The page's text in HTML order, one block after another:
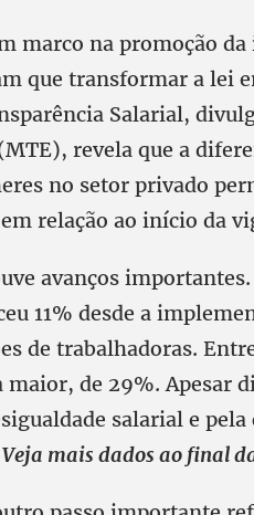
marco na promoção
que transformar a lei
Salarial,
revela que a
no setor privado
relação ao início da
avanços
11% desde a
de trabalhadoras.
de 29%. Apesar
salarial e
Veja mais dados ao final